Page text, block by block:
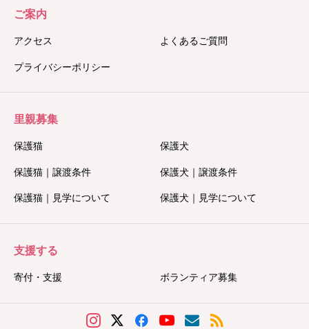
ご案内
アクセス よくあるご質問
プライバシーポリシー
里親募集
保護猫 保護犬
保護猫｜譲渡条件 保護犬｜譲渡条件
保護猫｜見学について 保護犬｜見学について
支援する
寄付・支援 ボランティア募集